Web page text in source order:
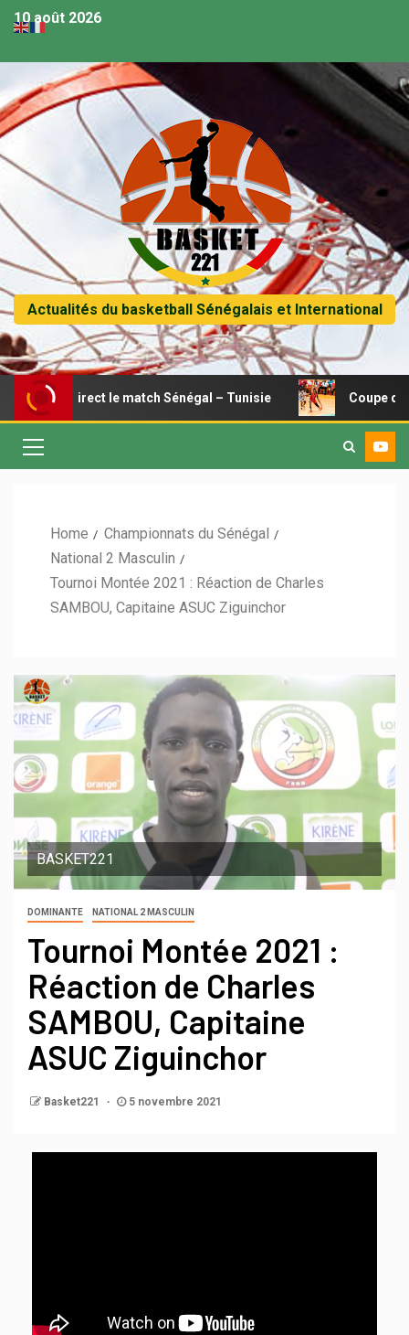
10 août 2026
Actualités du basketball Sénégalais et International
direct le match Sénégal – Tunisie Coupe d’Afrique
Home
Championnats du Sénégal
National 2 Masculin
Tournoi Montée 2021 : Réaction de Charles
SAMBOU, Capitaine ASUC Ziguinchor
BASKET221
DOMINANTE NATIONAL 2 MASCULIN
Tournoi Montée 2021 :
Réaction de Charles
SAMBOU, Capitaine
ASUC Ziguinchor
Basket221 5 novembre 2021